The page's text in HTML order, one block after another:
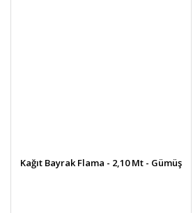
Kağıt Bayrak Flama - 2,10 Mt - Gümüş